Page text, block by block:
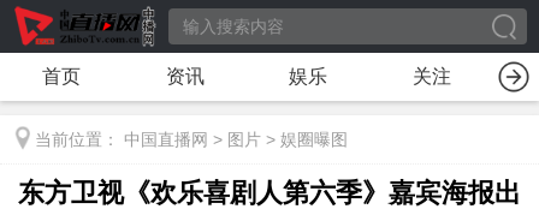
首页 资讯 娱乐 关注
当前位置： 中国直播网 > 图片 > 娱圈曝图
东方卫视《欢乐喜剧人第六季》嘉宾海报出